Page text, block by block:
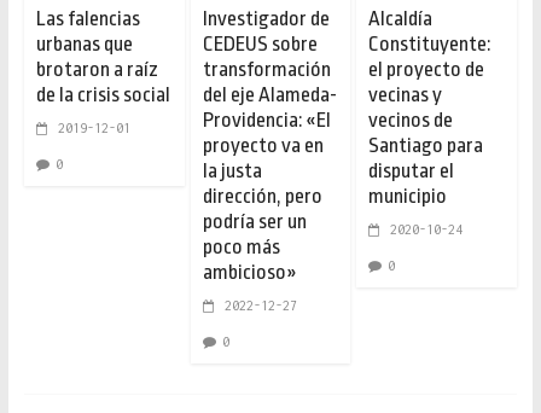
Las falencias
urbanas que
brotaron a raíz
de la crisis social
2019-12-01
0
Investigador de
CEDEUS sobre
transformación
del eje Alameda-
Providencia: «El
proyecto va en
la justa
dirección, pero
podría ser un
poco más
ambicioso»
2022-12-27
0
Alcaldía
Constituyente:
el proyecto de
vecinas y
vecinos de
Santiago para
disputar el
municipio
2020-10-24
0